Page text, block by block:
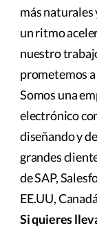
más naturales
un ritmo
nuestro
prometemos
Somos una
electrónico
diseñando y
grandes
de SAP,
EE.UU,
Si quieres